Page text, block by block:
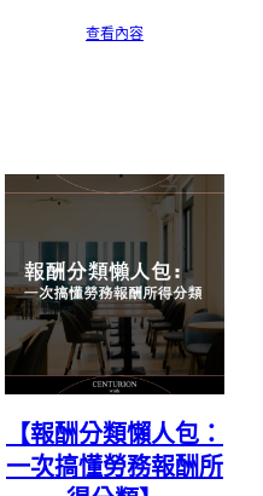
查看內容
【報酬分類懶人包：
一次搞懂勞務報酬所